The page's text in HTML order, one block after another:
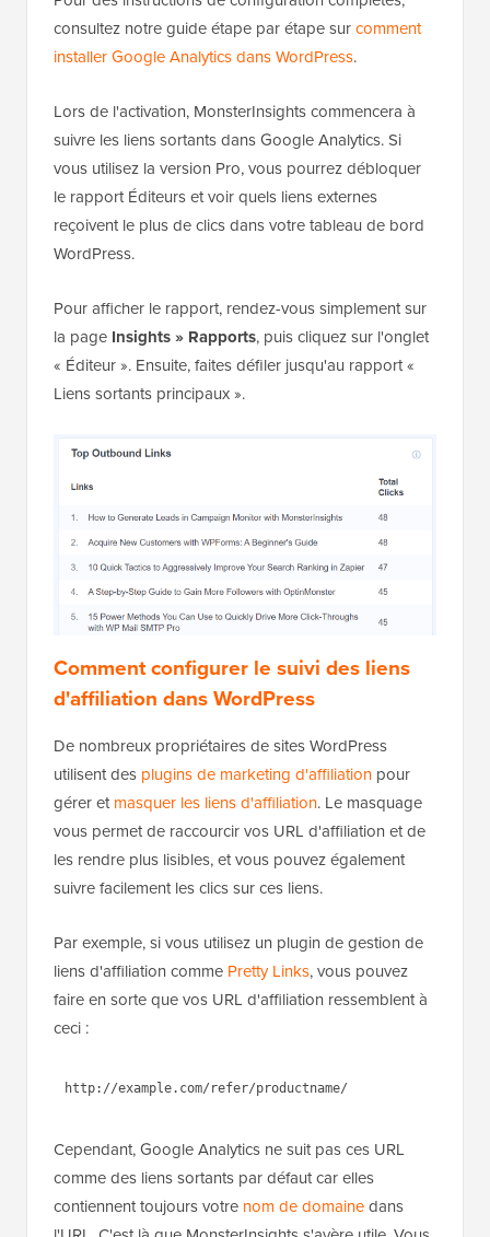
consultez notre guide étape par étape surcomment
installer Google Analytics dans WordPress.
Lors de l'activation, MonsterInsights commencera à
suivre les liens sortants dans Google Analytics. Si
vous utilisez la version Pro, vous pourrez débloquer
le rapport Éditeurs et voir quels liens externes
reçoivent le plus de clics dans votre tableau de bord
WordPress.
Pour afficher le rapport, rendez-vous simplement sur
la page Insights » Rapports, puis cliquez sur l'onglet
« Éditeur ». Ensuite, faites défiler jusqu'au rapport «
Liens sortants principaux ».
Comment configurer le suivi des liens
d'affiliation dans WordPress
De nombreux propriétaires de sites WordPress
utilisent des plugins de marketing d'affiliation pour
gérer etmasquer les liens d'affiliation. Le masquage
vous permet de raccourcir vos URL d'affiliation et de
les rendre plus lisibles, et vous pouvez également
suivre facilement les clics sur ces liens.
Par exemple, si vous utilisez un plugin de gestion de
liens d'affiliation comme Pretty Links, vous pouvez
faire en sorte que vos URL d'affiliation ressemblent à
ceci :
Cependant, Google Analytics ne suit pas ces URL